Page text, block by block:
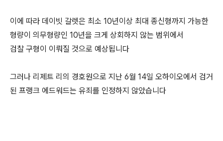
이에 따라 데이빗 갈렛은 최소 10년이상 최대 종신형까지 가능한
형량이 의무형량인 10년을 크게 상회하지 않는 범위에서
검찰 구형이 이뤄질 것으로 예상됩니다
그러나 리제트 리의 경호원으로 지난 6월 14일 오하이오에서 검거
된 프랭크 에드워드는 유죄를 인정하지 않았습니다